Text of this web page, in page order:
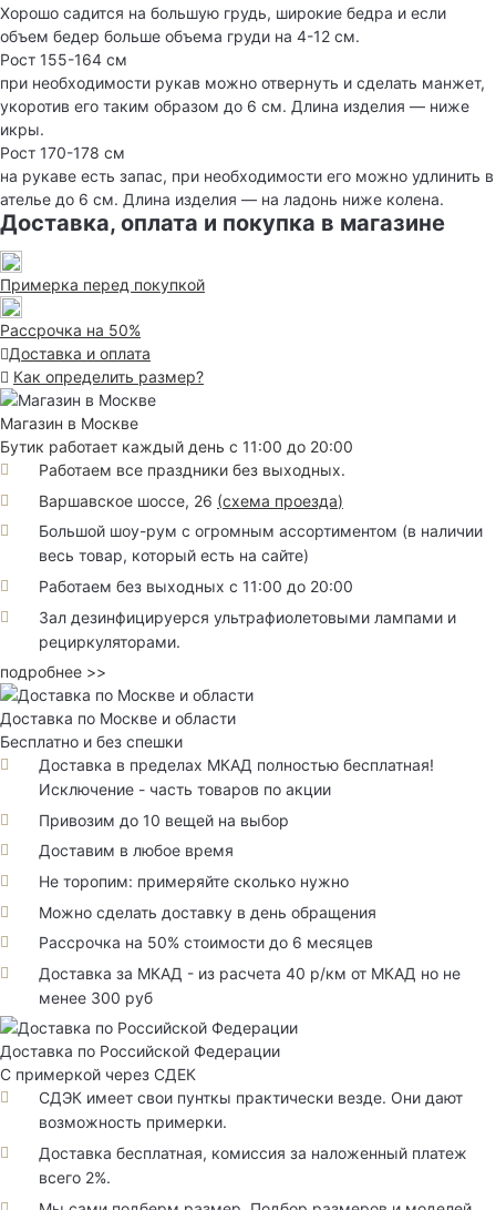
Хорошо садится на большую грудь, широкие бедра и если
объем бедер больше объема груди на 4-12 см.
Рост 155-164 см
при необходимости рукав можно отвернуть и сделать манжет,
укоротив его таким образом до 6 см. Длина изделия — ниже
икры.
Рост 170-178 см
на рукаве есть запас, при необходимости его можно удлинить в
ателье до 6 см. Длина изделия — на ладонь ниже колена.
Доставка, оплата и покупка в магазине
Примерка перед покупкой
Рассрочка на 50%
Доставка и оплата
Как определить размер?
Магазин в Москве
Бутик работает каждый день с 11:00 до 20:00
Работаем все праздники без выходных.
Варшавское шоссе, 26 (схема проезда)
Большой шоу-рум с огромным ассортиментом (в наличии
весь товар, который есть на сайте)
Работаем без выходных с 11:00 до 20:00
Зал дезинфицируерся ультрафиолетовыми лампами и
рециркуляторами.
подробнее >>
Доставка по Москве и области
Бесплатно и без спешки
Доставка в пределах МКАД полностью бесплатная!
Исключение - часть товаров по акции
Привозим до 10 вещей на выбор
Доставим в любое время
Не торопим: примеряйте сколько нужно
Можно сделать доставку в день обращения
Рассрочка на 50% стоимости до 6 месяцев
Доставка за МКАД - из расчета 40 р/км от МКАД но не
менее 300 руб
Доставка по Российской Федерации
С примеркой через СДЕК
СДЭК имеет свои пунткы практически везде. Они дают
возможность примерки.
Доставка бесплатная, комиссия за наложенный платеж
всего 2%.